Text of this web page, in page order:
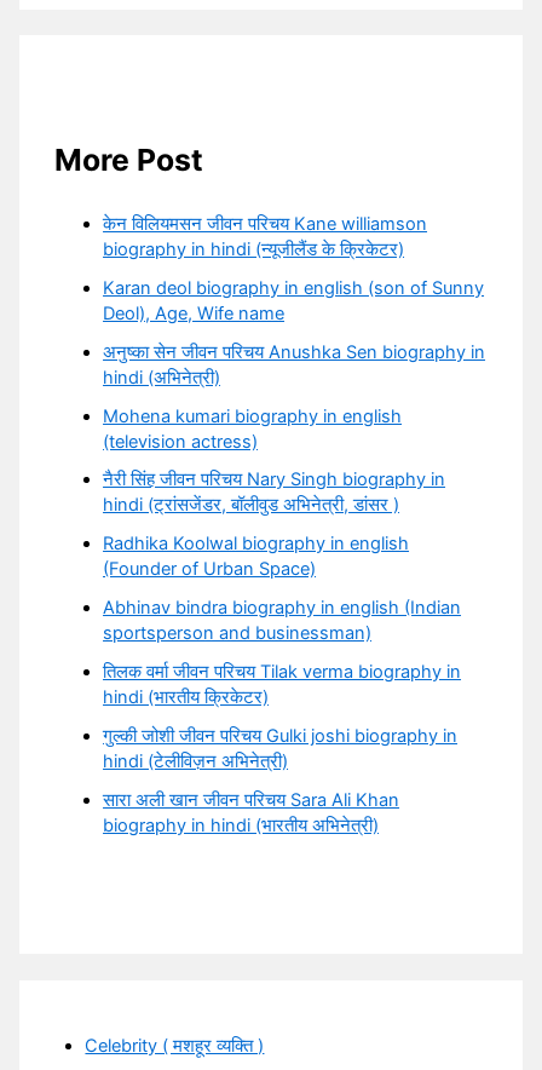
More Post
केन विलियमसन जीवन परिचय Kane williamson
biography in hindi (न्यूजीलैंड के क्रिकेटर)
Karan deol biography in english (son of Sunny
Deol), Age, Wife name
अनुष्का सेन जीवन परिचय Anushka Sen biography in
hindi (अभिनेत्री)
Mohena kumari biography in english
(television actress)
नैरी सिंह जीवन परिचय Nary Singh biography in
hindi (ट्रांसजेंडर, बॉलीवुड अभिनेत्री, डांसर )
Radhika Koolwal biography in english
(Founder of Urban Space)
Abhinav bindra biography in english (Indian
sportsperson and businessman)
तिलक वर्मा जीवन परिचय Tilak verma biography in
hindi (भारतीय क्रिकेटर)
गुल्की जोशी जीवन परिचय Gulki joshi biography in
hindi (टेलीविज़न अभिनेत्री)
सारा अली खान जीवन परिचय Sara Ali Khan
biography in hindi (भारतीय अभिनेत्री)
Celebrity ( मशहूर व्यक्ति )